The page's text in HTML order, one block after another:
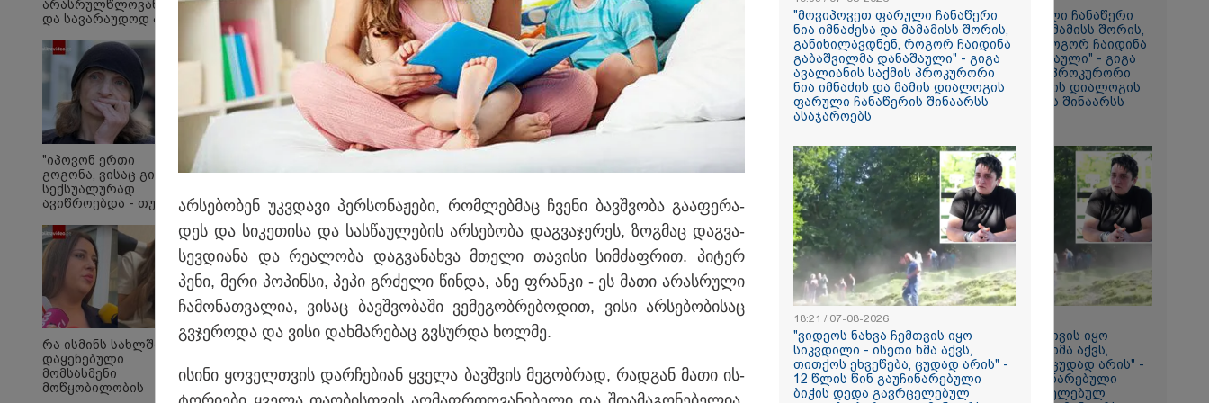
რა ისმის ფარულ ჩანაწერში, სადაც იმნაძე მამას
არასრულწლოვნის ამ
მდგომარეობაში ჩაგდებას?"
"ჩანაწერში მამა-შვილს
მიმდინარეობს - ნია იმნაძე
დემონსტრირებას ახდენს,
რომ ის არა მხოლოდ
არამედ გარკვეულ
წინმსწრებ ინფორმაციასაც
ფლობდა” - რა ისმის ფარულ
ჩანაწერში, სადაც იმნაძე
მამას ესაუბრება?
რატომ ჩაბნელდა
საქართველო მესამედ და
გველოდება თუ არა
ზამთარში მასშტაბური
ენერგოკრიზისი -
"პრობლემის მოგვარებას
დაახლოებით ერთი თვე
სასკოლო ფორმების
"მოვიპოვეთ ფარული ჩანაწერი
ნია იმნაძესა და მამამისს შორის,
განიხილავდნენ, როგორ ჩაიდინა
გაბაშვილმა დანაშაული" - გიგა
ავალიანის საქმის პროკურორი
ნია იმნაძის და მამის დიალოგის
ფარული ჩანაწერის შინაარსს
"ვიდეოს ნახვა ჩემთვის იყო
სიკვდილი - ისეთი ხმა აქვს,
თითქოს ეხვეწება, ცუდად არის" -
12 წლის წინ გაუჩინარებული
ბიჭის დედა გავრცელებულ
არასრულწლოვანების
და სავარაუდოდ არა
არასრულწლოვანების
ჯგუფი" - რა
ინფორმაციას
ავრცელებს
ადვოკატი?
"იპოვონ ერთი
გოგონა, ვისაც გიგა
სექსუალურად
ავიწროებდა - თუ
ლარს
ოფიციალურად,
სახალხოდ გადავცემ"
- ეკა კუპატაძე
განცხადებას
ავრცელებს
რა ისმინს სახლში
დაყენებული
მომსასმენი
მოწყობილობის
არ­სე­ბო­ბენ უკ­ვდა­ვი პერ­სო­ნა­ჟე­ბი, რომ­ლებ­მაც ჩვე­ნი ბავ­შვო­ბა გა­ა­ფე­რა­
დეს და სი­კე­თი­სა და სას­წა­უ­ლე­ბის არ­სე­ბო­ბა დაგ­ვა­ჯე­რეს, ზოგ­მაც დაგ­ვა­
სევ­დი­ა­ნა და რე­ა­ლო­ბა დაგ­ვა­ნახ­ვა მთე­ლი თა­ვი­სი სიმ­ძაფ­რით. პი­ტერ
პენი, მერი პო­პინ­სი, პეპი გრძე­ლი წინ­და, ანე ფრან­კი - ეს მათი არას­რუ­ლი
ჩა­მო­ნათ­ვა­ლია, ვი­საც ბავ­შვო­ბა­ში ვე­მე­გობ­რე­ბო­დით, ვისი არ­სე­ბო­ბი­საც
გვჯე­რო­და და ვისი დახ­მა­რე­ბაც გვსურ­და ხოლ­მე.
ისი­ნი ყო­ველ­თვის დარ­ჩე­ბი­ან ყვე­ლა ბავ­შვის მე­გობ­რად, რად­გან მათი ის­
"მოვიპოვეთ ფარული ჩანაწერი
ნია იმნაძესა და მამამისს შორის,
განიხილავდნენ, როგორ ჩაიდინა
გაბაშვილმა დანაშაული" - გიგა
ავალიანის საქმის პროკურორი
ნია იმნაძის და მამის დიალოგის
ფარული ჩანაწერის შინაარსს
ასაჯაროებს
18:21 / 07-08-2026
"ვიდეოს ნახვა ჩემთვის იყო
სიკვდილი - ისეთი ხმა აქვს,
თითქოს ეხვეწება, ცუდად არის" -
12 წლის წინ გაუჩინარებული
ბიჭის დედა გავრცელებულ